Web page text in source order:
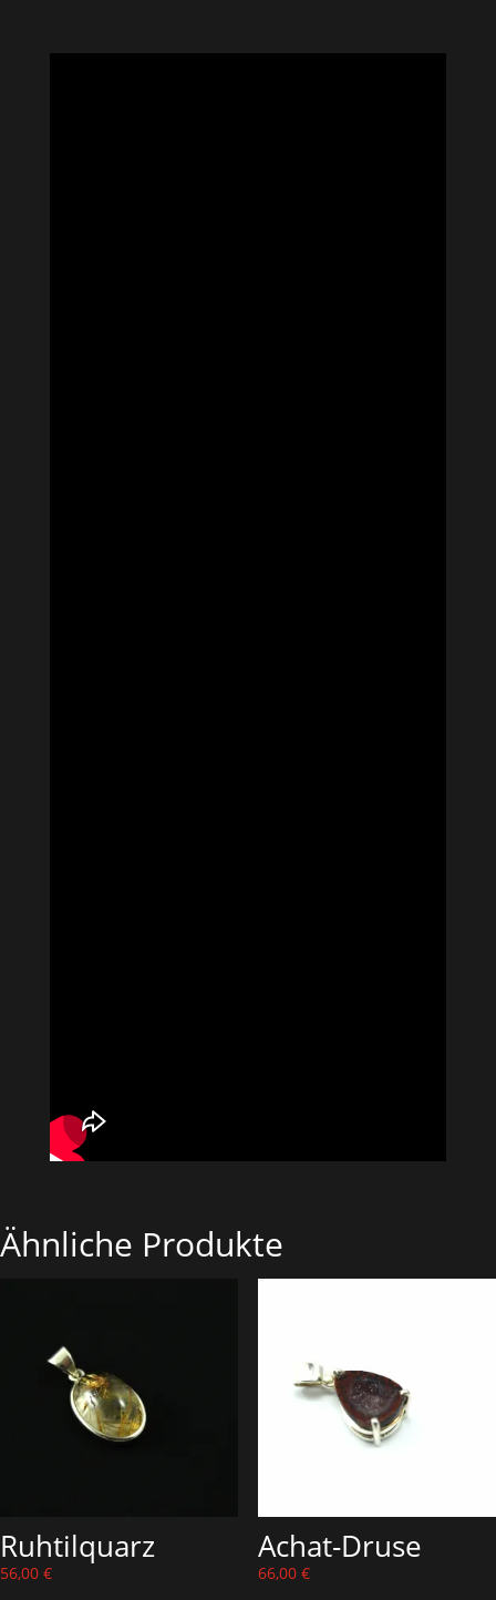
Ähnliche Produkte
Ruhtilquarz
56,00 €
Achat-Druse
66,00 €